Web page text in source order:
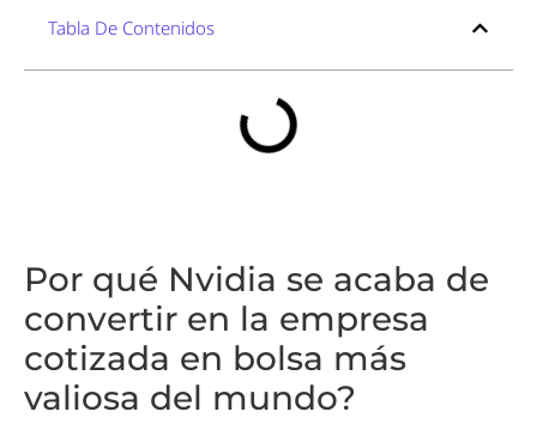
Tabla De Contenidos
Por qué Nvidia se acaba de
convertir en la empresa
cotizada en bolsa más
valiosa del mundo?